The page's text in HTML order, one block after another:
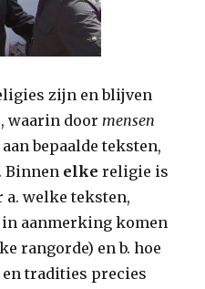
zijn en blijven
waarin doormensen
bepaalde teksten,
Binnen elke religie is
welke teksten,
aanmerking komen
rangorde) en b. hoe
tradities precies